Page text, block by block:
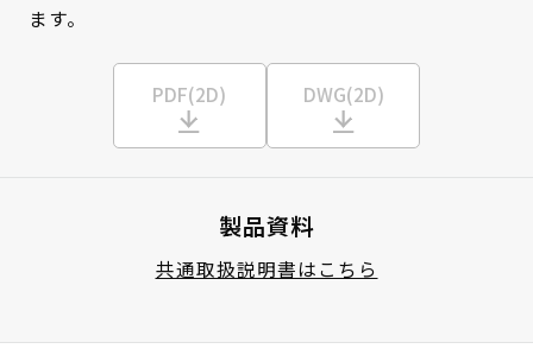
ます。
PDF(2D) DWG(2D)
製品資料
共通取扱説明書はこちら